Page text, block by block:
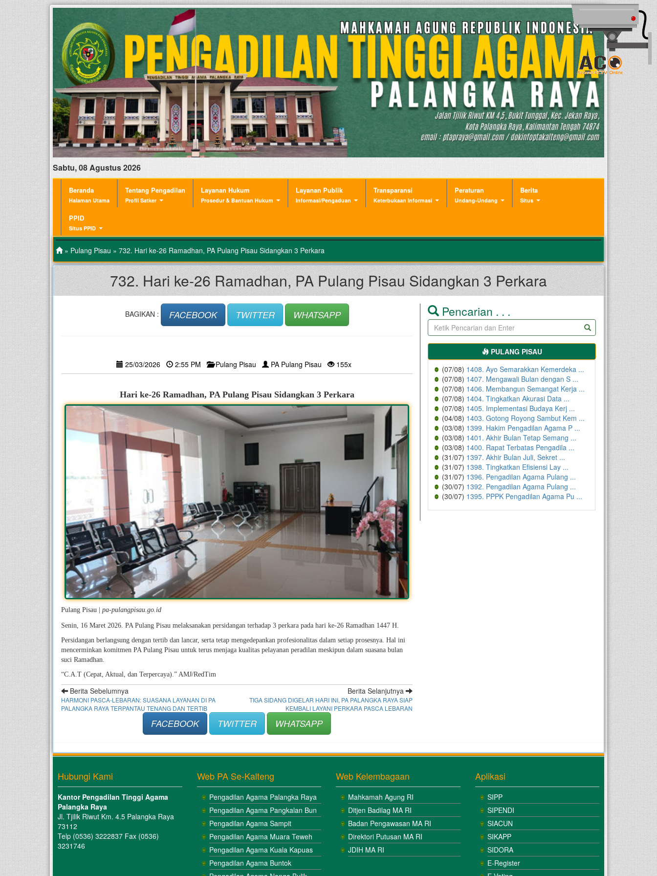
Sabtu, 08 Agustus 2026
Beranda
Halaman Utama
Tentang Pengadilan
Profil Satker
Layanan Hukum
Prosedur & Bantuan Hukum
Layanan Publik
Informasi/Pengaduan
Transparansi
Keterbukaan Informasi
Peraturan
Undang-Undang
Berita
Situs
PPID
Situs PPID
» Pulang Pisau » 732. Hari ke-26 Ramadhan, PA Pulang Pisau Sidangkan 3 Perkara
732. Hari ke-26 Ramadhan, PA Pulang Pisau Sidangkan 3 Perkara
BAGIKAN : FACEBOOK TWITTER WHATSAPP
25/03/2026 2:55 PM Pulang Pisau PA Pulang Pisau
155x
Hari ke-26 Ramadhan, PA Pulang Pisau Sidangkan 3 Perkara
Pulang Pisau | pa-pulangpisau.go.id
Senin, 16 Maret 2026. PA Pulang Pisau melaksanakan persidangan terhadap 3 perkara pada hari ke-26 Ramadhan 1447 H.
Persidangan berlangsung dengan tertib dan lancar, serta tetap mengedepankan profesionalitas dalam setiap prosesnya. Hal ini
mencerminkan komitmen PA Pulang Pisau untuk terus menjaga kualitas pelayanan peradilan meskipun dalam suasana bulan
suci Ramadhan.
“C.A.T (Cepat, Aktual, dan Terpercaya).” AMJ/RedTim
Berita Sebelumnya
HARMONI PASCA-LEBARAN: SUASANA LAYANAN DI PA
PALANGKA RAYA TERPANTAU TENANG DAN TERTIB
Berita Selanjutnya
TIGA SIDANG DIGELAR HARI INI, PA PALANGKA RAYA SIAP
KEMBALI LAYANI PERKARA PASCA LEBARAN
FACEBOOK TWITTER WHATSAPP
Pencarian . . .
PULANG PISAU
(07/08) 1408. Ayo Semarakkan Kemerdeka ...
(07/08) 1407. Mengawali Bulan dengan S ...
(07/08) 1406. Membangun Semangat Kerja ...
(07/08) 1404. Tingkatkan Akurasi Data ...
(07/08) 1405. Implementasi Budaya Kerj ...
(04/08) 1403. Gotong Royong Sambut Kem ...
(03/08) 1399. Hakim Pengadilan Agama P ...
(03/08) 1401. Akhir Bulan Tetap Semang ...
(03/08) 1400. Rapat Terbatas Pengadila ...
(31/07) 1397. Akhir Bulan Juli, Sekret ...
(31/07) 1398. Tingkatkan Efisiensi Lay ...
(31/07) 1396. Pengadilan Agama Pulang ...
(30/07) 1392. Pengadilan Agama Pulang ...
(30/07) 1395. PPPK Pengadilan Agama Pu ...
Hubungi Kami
Kantor Pengadilan Tinggi Agama
Palangka Raya
Jl. Tjilik Riwut Km. 4.5 Palangka Raya
73112
Telp (0536) 3222837 Fax (0536)
3231746
Web PA Se-Kalteng
Pengadilan Agama Palangka Raya
Pengadilan Agama Pangkalan Bun
Pengadilan Agama Sampit
Pengadilan Agama Muara Teweh
Pengadilan Agama Kuala Kapuas
Pengadilan Agama Buntok
Web Kelembagaan
Mahkamah Agung RI
Ditjen Badilag MA RI
Badan Pengawasan MA RI
Direktori Putusan MA RI
JDIH MA RI
Aplikasi
SIPP
SIPENDI
SIACUN
SIKAPP
SIDORA
E-Register